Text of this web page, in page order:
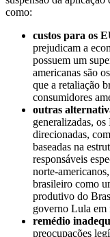
como:
custos para os
prejudicam a
possuem um
americanas são
que a retaliação
consumidores
outras
generalizadas,
direcionadas,
baseadas na
responsáveis
norte-
brasileiro como
produtivo do
governo Lula em
remédio
preocupações